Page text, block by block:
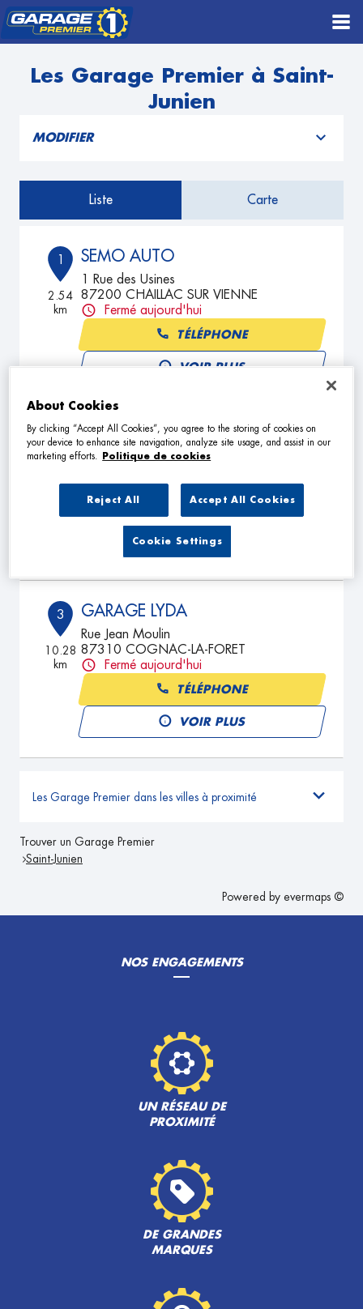
Les Garage Premier à Saint-
Junien
MODIFIER
Liste Carte
1
2.54
km
SEMO AUTO
1 Rue des Usines
87200 CHAILLAC SUR VIENNE
Fermé aujourd'hui
TÉLÉPHONE
VOIR PLUS
2
km
NICOLAS SERVICES
10 Village de Beaulieu
Fermé actuellement
VOIR PLUS
3
10.28
km
GARAGE LYDA
Rue Jean Moulin
87310 COGNAC-LA-FORET
Fermé aujourd'hui
TÉLÉPHONE
VOIR PLUS
Les Garage Premier dans les villes à proximité
Trouver un Garage Premier
Saint-Junien
Powered by evermaps ©
NOS ENGAGEMENTS
UN RÉSEAU DE
PROXIMITÉ
DE GRANDES
MARQUES
About Cookies
By clicking “Accept All Cookies”, you agree to the storing of cookies on
your device to enhance site navigation, analyze site usage, and assist in our
marketing efforts.
Politique de cookies
Reject All Accept All Cookies
Cookie Settings